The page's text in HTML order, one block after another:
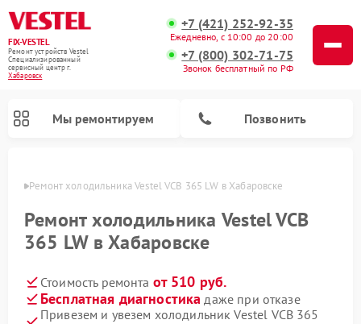
FIX-VESTEL
Ремонт устройств Vestel
Специализированный
cервисный центр г.
Хабаровск
+7 (421) 252-92-35
Ежедневно, с 10:00 до 20:00
+7 (800) 302-71-75
Звонок бесплатный по РФ
Мы ремонтируем Позвонить
Ремонт холодильника Vestel VCB 365 LW в Хабаровске
Ремонт холодильника Vestel VCB
365 LW в Хабаровске
Стоимость ремонта от 510 руб.
Бесплатная диагностика даже при отказе
Привезем и увезем холодильник Vestel VCB 365